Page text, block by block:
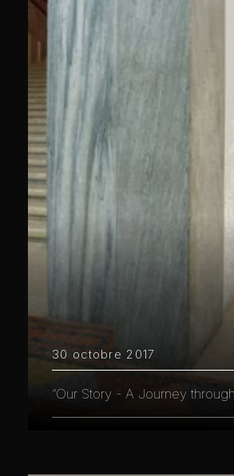
30 octobre 2017
“Our Story - A Journey